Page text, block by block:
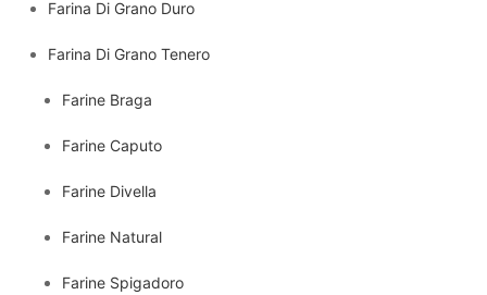
Farina Di Grano Duro
Farina Di Grano Tenero
Farine Braga
Farine Caputo
Farine Divella
Farine Natural
Farine Spigadoro